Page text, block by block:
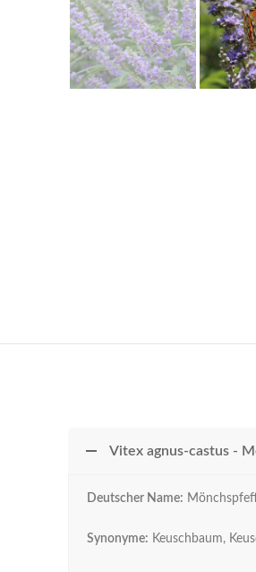
Vitex agnus-castus -
Deutscher Name:
Synonyme: Keuschbaum,